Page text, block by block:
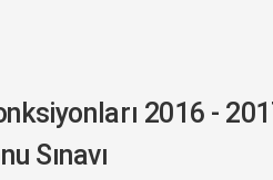
2016 -
Sınavı